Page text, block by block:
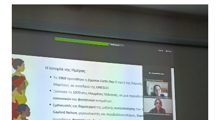
ΤΟΥ
2ΟΥ
ΚΑΤΕΡΊΝΗΣ
ΣΤΗ
ΒΟΥΛΉ
ΤΩΝ
ΕΛΛΉΝΩΝ